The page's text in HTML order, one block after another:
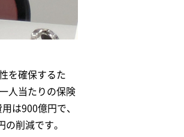
を確保するた
人当たりの保険
は900億円で、
削減です。